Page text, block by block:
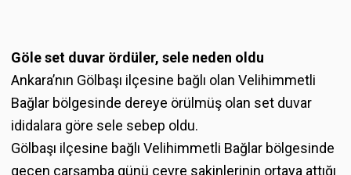
Göle set duvar ördüler, sele neden oldu
Ankara’nın Gölbaşı ilçesine bağlı olan Velihimmetli
Bağlar bölgesinde dereye örülmüş olan set duvar
ididalara göre sele sebep oldu.
Gölbaşı ilçesine bağlı Velihimmetli Bağlar bölgesinde
geçen çarşamba günü çevre sakinlerinin ortaya attığı